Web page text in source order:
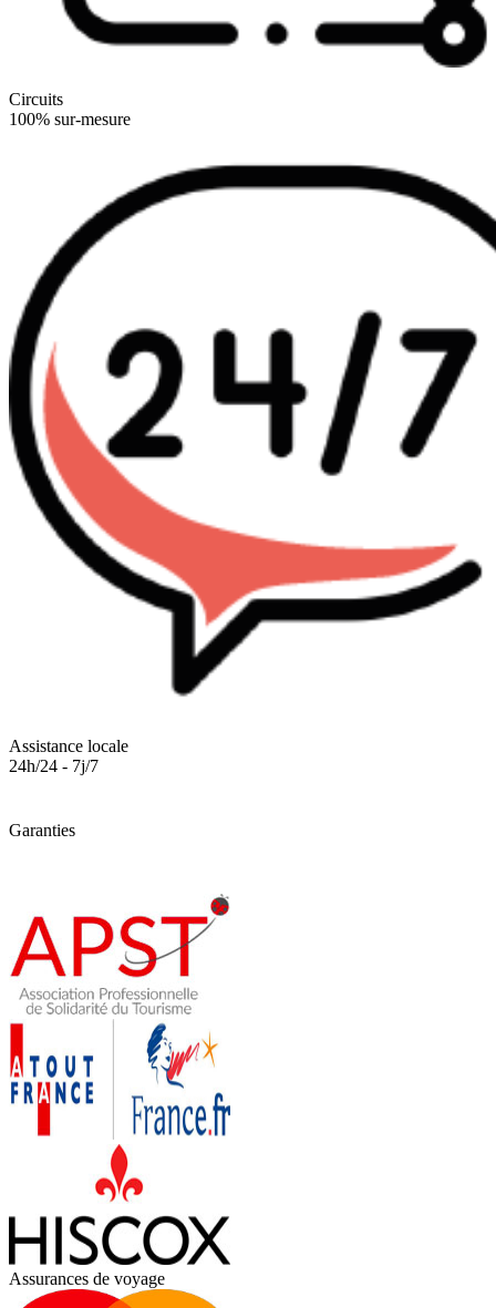
Circuits
100% sur-mesure
Assistance locale
24h/24 - 7j/7
Garanties
Assurances de voyage